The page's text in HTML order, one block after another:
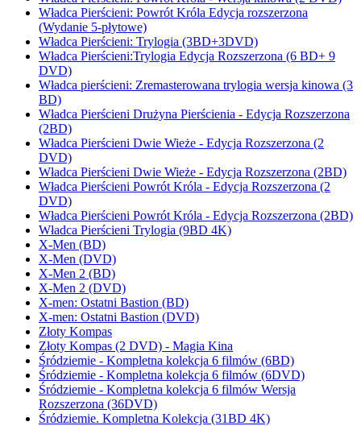
Władca Pierścieni: Powrót Króla Edycja rozszerzona
(Wydanie 5-płytowe)
Władca Pierścieni: Trylogia (3BD+3DVD)
Władca Pierścieni:Trylogia Edycja Rozszerzona (6 BD+ 9
DVD)
Władca pierścieni: Zremasterowana trylogia wersja kinowa (3
BD)
Władca Pierścieni Drużyna Pierścienia - Edycja Rozszerzona
(2BD)
Władca Pierścieni Dwie Wieże - Edycja Rozszerzona (2
DVD)
Władca Pierścieni Dwie Wieże - Edycja Rozszerzona (2BD)
Władca Pierścieni Powrót Króla - Edycja Rozszerzona (2
DVD)
Władca Pierścieni Powrót Króla - Edycja Rozszerzona (2BD)
Władca Pierścieni Trylogia (9BD 4K)
X-Men (BD)
X-Men (DVD)
X-Men 2 (BD)
X-Men 2 (DVD)
X-men: Ostatni Bastion (BD)
X-men: Ostatni Bastion (DVD)
Złoty Kompas
Złoty Kompas (2 DVD) - Magia Kina
Śródziemie - Kompletna kolekcja 6 filmów (6BD)
Śródziemie - Kompletna kolekcja 6 filmów (6DVD)
Śródziemie - Kompletna kolekcja 6 filmów Wersja
Rozszerzona (36DVD)
Śródziemie. Kompletna Kolekcja (31BD 4K)